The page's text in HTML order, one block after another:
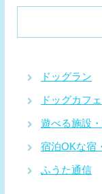
ドッグラン
ドッグカフェ
遊べる施設
宿泊OKな宿
ふうた通信